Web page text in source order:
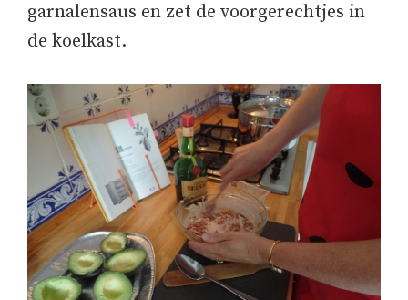
garnalensaus en zet de voorgerechtjes in
de koelkast.